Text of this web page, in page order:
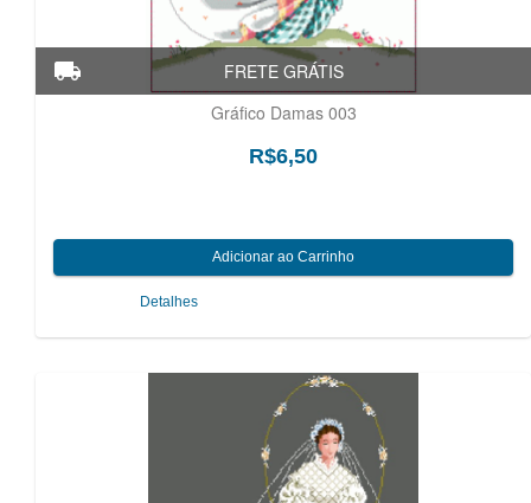
Gráfico Damas 003
R$6,50
Detalhes